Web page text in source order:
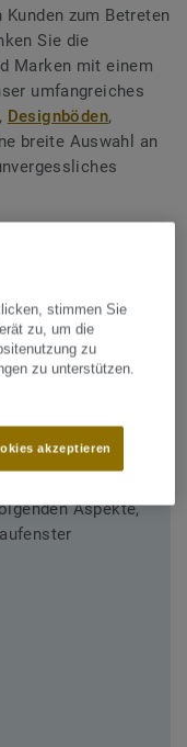
zum Betreten
Sie die
Marken mit einem
umfangreiches
Designböden,
breite Auswahl an
Aspekte,
stimmen Sie
zu, um die
zu
zu unterstützen.
akzeptieren